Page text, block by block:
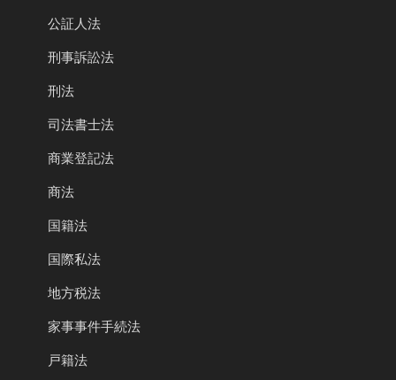
公証人法
刑事訴訟法
刑法
司法書士法
商業登記法
商法
国籍法
国際私法
地方税法
家事事件手続法
戸籍法